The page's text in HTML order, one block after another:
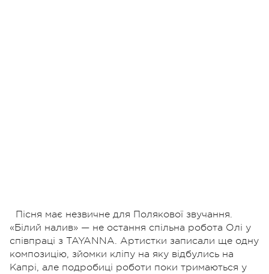
Пісня має незвичне для Полякової звучання.
«Білий налив» — не остання спільна робота Олі у
співпраці з TAYANNA. Артистки записали ще одну
композицію, зйомки кліпу на яку відбулись на
Капрі, але подробиці роботи поки тримаються у